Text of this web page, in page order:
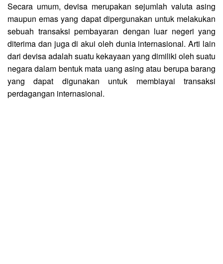
Secara umum, devisa merupakan sejumlah valuta asing
maupun emas yang dapat dipergunakan untuk melakukan
sebuah transaksi pembayaran dengan luar negeri yang
diterima dan juga di akui oleh dunia internasional. Arti lain
dari devisa adalah suatu kekayaan yang dimiliki oleh suatu
negara dalam bentuk mata uang asing atau berupa barang
yang dapat digunakan untuk membiayai transaksi
perdagangan internasional.